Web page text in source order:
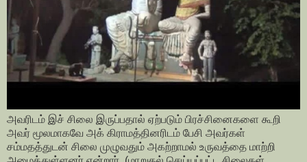
அவரிடம் இச் சிலை இருப்பதால் ஏற்படும் பிரச்சினைகளை கூறி
அவர் மூலமாகவே அக் கிராமத்தினரிடம் பேசி அவர்கள்
சம்மதத்துடன் சிலை முழுவதும் அகற்றாமல் உருவத்தை மாற்றி